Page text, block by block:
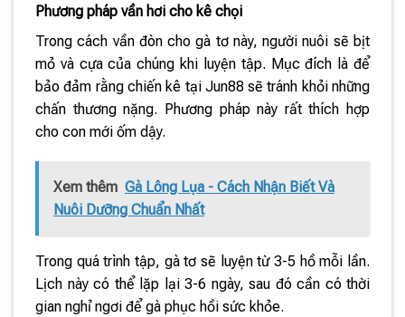
Phương pháp vần hơi cho kê chọi
Trong cách vần đòn cho gà tơ này, người nuôi sẽ bịt
mỏ và cựa của chúng khi luyện tập. Mục đích là để
bảo đảm rằng chiến kê tại Jun88 sẽ tránh khỏi những
chấn thương nặng. Phương pháp này rất thích hợp
cho con mới ốm dậy.
Xem thêm Gà Lông Lụa - Cách Nhận Biết Và
Nuôi Dưỡng Chuẩn Nhất
Trong quá trình tập, gà tơ sẽ luyện từ 3-5 hồ mỗi lần.
Lịch này có thể lặp lại 3-6 ngày, sau đó cần có thời
gian nghỉ ngơi để gà phục hồi sức khỏe.